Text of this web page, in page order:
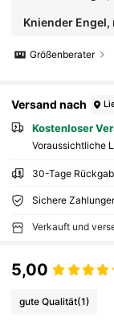
Kniender
Größenberater
Versand nach
Kostenloser
Voraussichtliche
30-Tage
Sichere
Verkauft und
5,00
gute Qualität(1)